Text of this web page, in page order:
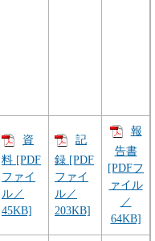
資
料 [PDF
ファイ
ル／
45KB]
記
録 [PDF
ファイ
ル／
203KB]
報
告書
[PDFフ
ァイル
／
64KB]